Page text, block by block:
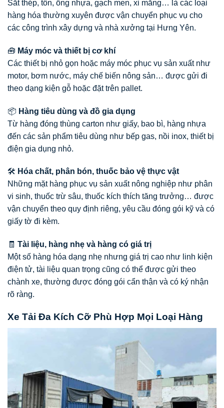
Sắt thép, tôn, ống nhựa, gạch men, xi măng… là các loại
hàng hóa thường xuyên được vận chuyển phục vụ cho
các công trình xây dựng và nhà xưởng tại Hưng Yên.
🧰 Máy móc và thiết bị cơ khí
Các thiết bị nhỏ gọn hoặc máy móc phục vụ sản xuất như
motor, bơm nước, máy chế biến nông sản… được gửi đi
theo dạng kiện gỗ hoặc đặt trên pallet.
📦 Hàng tiêu dùng và đồ gia dụng
Từ hàng đóng thùng carton như giấy, bao bì, hàng nhựa
đến các sản phẩm tiêu dùng như bếp gas, nồi inox, thiết bị
điện gia dụng nhỏ.
🛠️ Hóa chất, phân bón, thuốc bảo vệ thực vật
Những mặt hàng phục vụ sản xuất nông nghiệp như phân
vi sinh, thuốc trừ sâu, thuốc kích thích tăng trưởng… được
vận chuyển theo quy định riêng, yêu cầu đóng gói kỹ và có
giấy tờ đi kèm.
🧾 Tài liệu, hàng nhẹ và hàng có giá trị
Một số hàng hóa dạng nhẹ nhưng giá trị cao như linh kiện
điện tử, tài liệu quan trọng cũng có thể được gửi theo
chành xe, thường được đóng gói cẩn thận và có ký nhận
rõ ràng.
Xe Tải Đa Kích Cỡ Phù Hợp Mọi Loại Hàng